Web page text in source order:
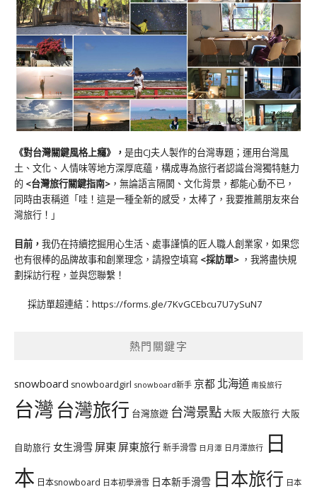
《對台灣關鍵風格上癮》 ， 是由CJ夫人製作的台灣專題；運用台灣風
土、文化、人情味等地方深厚底蘊，構成專為旅行者認識台灣獨特魅力
的 <台灣旅行關鍵指南> ，無論語言隔閡、文化背景，都能心動不已，
同時由衷稱道「哇！這是一種全新的感受，太棒了，我要推薦朋友來台
灣旅行！」
目前， 我仍在持續挖掘用心生活、處事謹慎的匠人職人創業家，如果您
也有很棒的品牌故事和創業理念，請撥空填寫 <採訪單> ，我將盡快規
劃採訪行程，並與您聯繫！
採訪單超連結： https://forms.gle/7KvGCEbcu7U7ySuN7
熱門關鍵字
snowboard snowboardgirl snowboard新手 京都 北海道 南投旅行
台灣台灣旅行 台灣旅遊 台灣景點大阪大阪旅行大阪
自助旅行 女生滑雪 屏東 屏東旅行新手滑雪 日月潭 日月潭旅行 日
本 日本snowboard 日本初學滑雪 日本新手滑雪 日本旅行 日本